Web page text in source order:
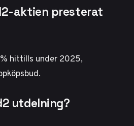
aktien presterat
hittills under 2025,
utdelning?